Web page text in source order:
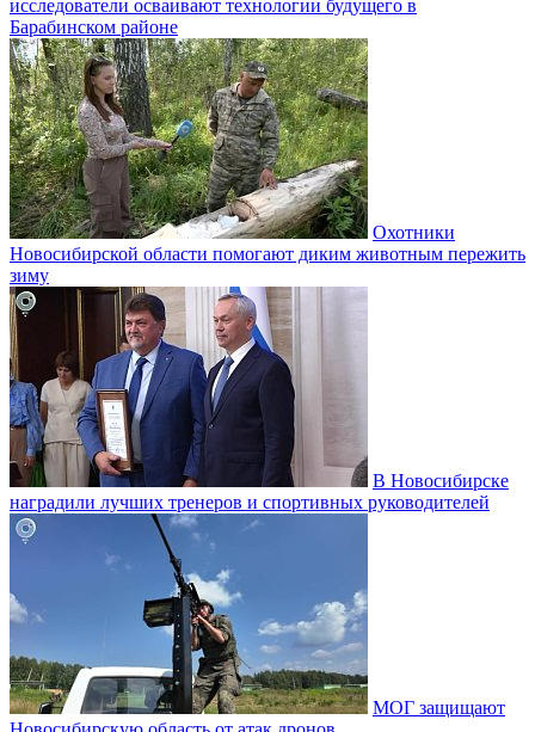
исследователи осваивают технологии будущего в
Барабинском районе
Охотники
Новосибирской области помогают диким животным пережить
зиму
В Новосибирске
наградили лучших тренеров и спортивных руководителей
МОГ защищают